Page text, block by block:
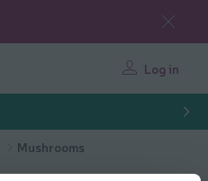
Log in
Mushrooms